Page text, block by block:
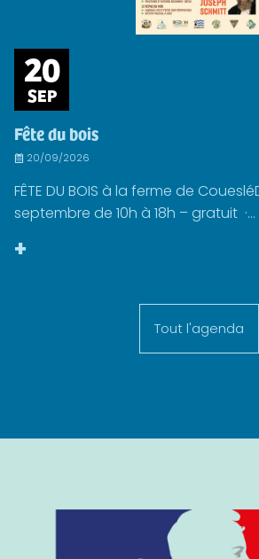
20
SEP
Fête du bois
20/09/2026
FÊTE DU BOIS à la ferme de
septembre de 10h à 18h – gratuit ·...
+
Tout l'agenda